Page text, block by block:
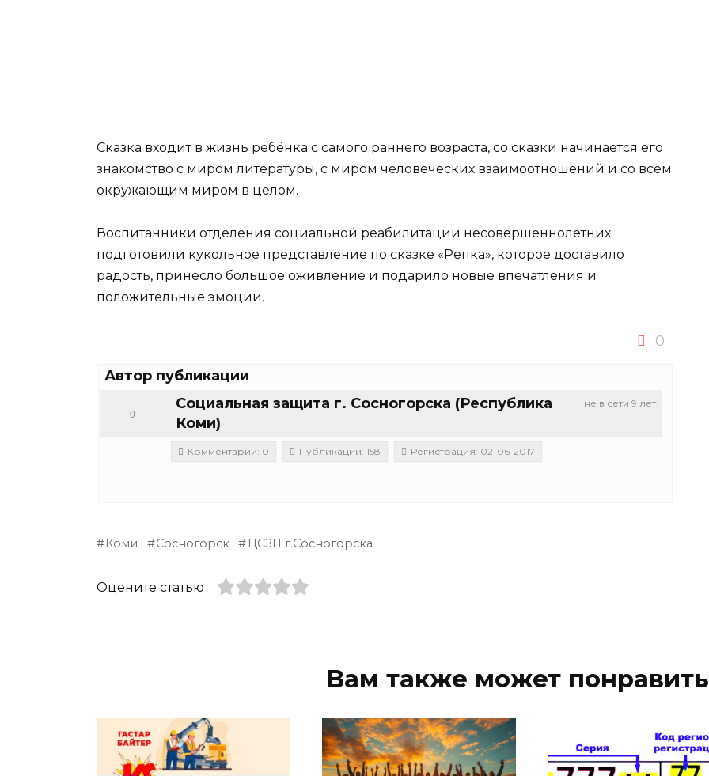
Сказка входит в жизнь ребёнка с самого раннего возраста, со сказки начинается его
знакомство с миром литературы, с миром человеческих взаимоотношений и со всем
окружающим миром в целом.
Воспитанники отделения социальной реабилитации несовершеннолетних
подготовили кукольное представление по сказке «Репка», которое доставило
радость, принесло большое оживление и подарило новые впечатления и
положительные эмоции.
0
Автор публикации
не в сети 9 лет
Социальная защита г. Сосногорска (Республика
Коми)
0
Комментарии: 0 Публикации: 158 Регистрация: 02-06-2017
Коми Сосногорск ЦСЗН г.Сосногорска
Оцените статью
Вам также может